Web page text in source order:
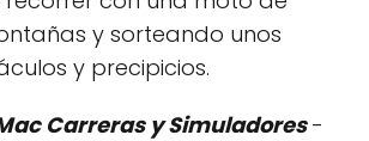
y sorteando unos
y precipicios.
Carreras y Simuladores -